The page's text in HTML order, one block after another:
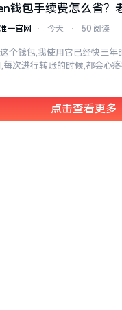
钱包手续费怎么省？
一官网 ⋅ 今天 ⋅ 50 阅读
个钱包,我使用它已经快三年
每次进行转账的时候,都会心
点击查看更多